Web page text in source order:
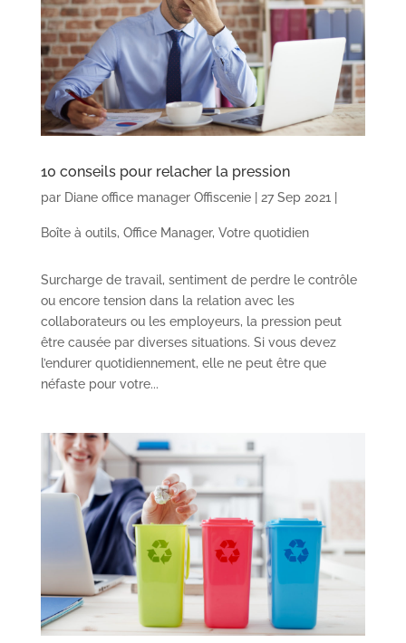
10 conseils pour relacher la pression
par Diane office manager Offiscenie| 27 Sep 2021
Boîte à outils, Office Manager, Votre quotidien
Surcharge de travail, sentiment de perdre le contrôle
ou encore tension dans la relation avec les
collaborateurs ou les employeurs, la pression peut
être causée par diverses situations. Si vous devez
l’endurer quotidiennement, elle ne peut être que
néfaste pour votre...